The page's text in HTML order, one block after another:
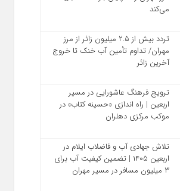
می‌کند
تردد بیش از ۲.۵ میلیون زائر از مرز
مهران/ تداوم تأمین آب خنک تا خروج
آخرین زائر
ترویج فرهنگ عاشورایی در مسیر
اربعین | راه‌ اندازی «حسینه کتاب» در
موکب مرکزی دهلران
تلاش جهادی آب و فاضلاب ایلام در
اربعین ۱۴۰۵ | تضمین کیفیت آب برای
۳ میلیون مسافر در مسیر مهران